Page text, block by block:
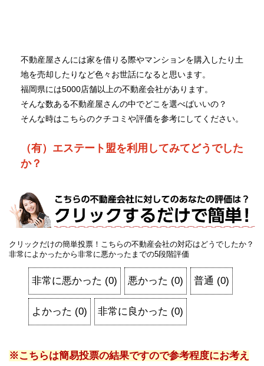
不動産屋さんには家を借りる際やマンションを購入したり土
地を売却したりなど色々お世話になると思います。
福岡県には5000店舗以上の不動産会社があります。
そんな数ある不動産屋さんの中でどこを選べばいいの？
そんな時はこちらのクチコミや評価を参考にしてください。
（有）エステート盟を利用してみてどうでした
か？
クリックだけの簡単投票！こちらの不動産会社の対応はどうでしたか？
非常によかったから非常に悪かったまでの5段階評価
非常に悪かった (0) 悪かった (0) 普通 (0)
よかった (0) 非常に良かった (0)
※こちらは簡易投票の結果ですので参考程度にお考え